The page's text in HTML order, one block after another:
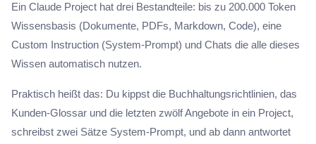
Ein Claude Project hat drei Bestandteile: bis zu 200.000 Token
Wissensbasis (Dokumente, PDFs, Markdown, Code), eine
Custom Instruction (System-Prompt) und Chats die alle dieses
Wissen automatisch nutzen.
Praktisch heißt das: Du kippst die Buchhaltungsrichtlinien, das
Kunden-Glossar und die letzten zwölf Angebote in ein Project,
schreibst zwei Sätze System-Prompt, und ab dann antwortet